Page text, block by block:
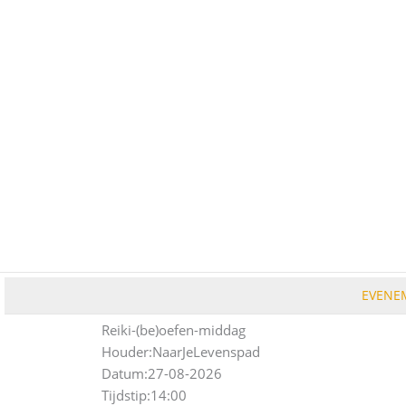
Reiki-(be)oefen-middag
Houder:NaarJeLevenspad
Datum:27-08-2026
Tijdstip:14:00